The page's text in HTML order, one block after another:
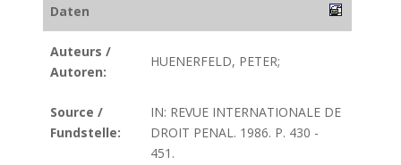
Daten
Auteurs /
Autoren:
HUENERFELD, PETER;
Source /
Fundstelle:
IN: REVUE INTERNATIONALE DE
DROIT PENAL. 1986. P. 430 -
451.